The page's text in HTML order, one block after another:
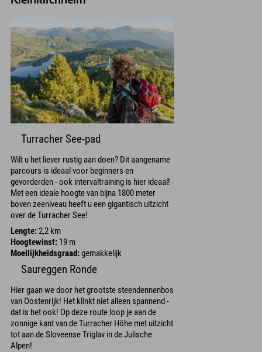
Turracher See-pad
Wilt u het liever rustig aan doen? Dit aangename
parcours is ideaal voor beginners en
gevorderden - ook intervaltraining is hier ideaal!
Met een ideale hoogte van bijna 1800 meter
boven zeeniveau heeft u een gigantisch uitzicht
over de Turracher See!
Lengte:2,2 km
Hoogtewinst: 19 m
Moeilijkheidsgraad:gemakkelijk
Saureggen Ronde
Hier gaan we door het grootste steendennenbos
van Oostenrijk! Het klinkt niet alleen spannend -
dat is het ook! Op deze route loop je aan de
zonnige kant van de Turracher Höhe met uitzicht
tot aan de Sloveense Triglav in de Julische
Alpen!